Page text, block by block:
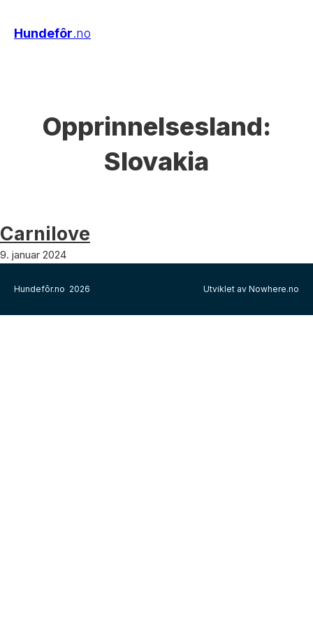
Hundefôr.no
Opprinnelsesland:
Slovakia
Carnilove
9. januar 2024
Hundefôr.no 2026 Utviklet av Nowhere.no